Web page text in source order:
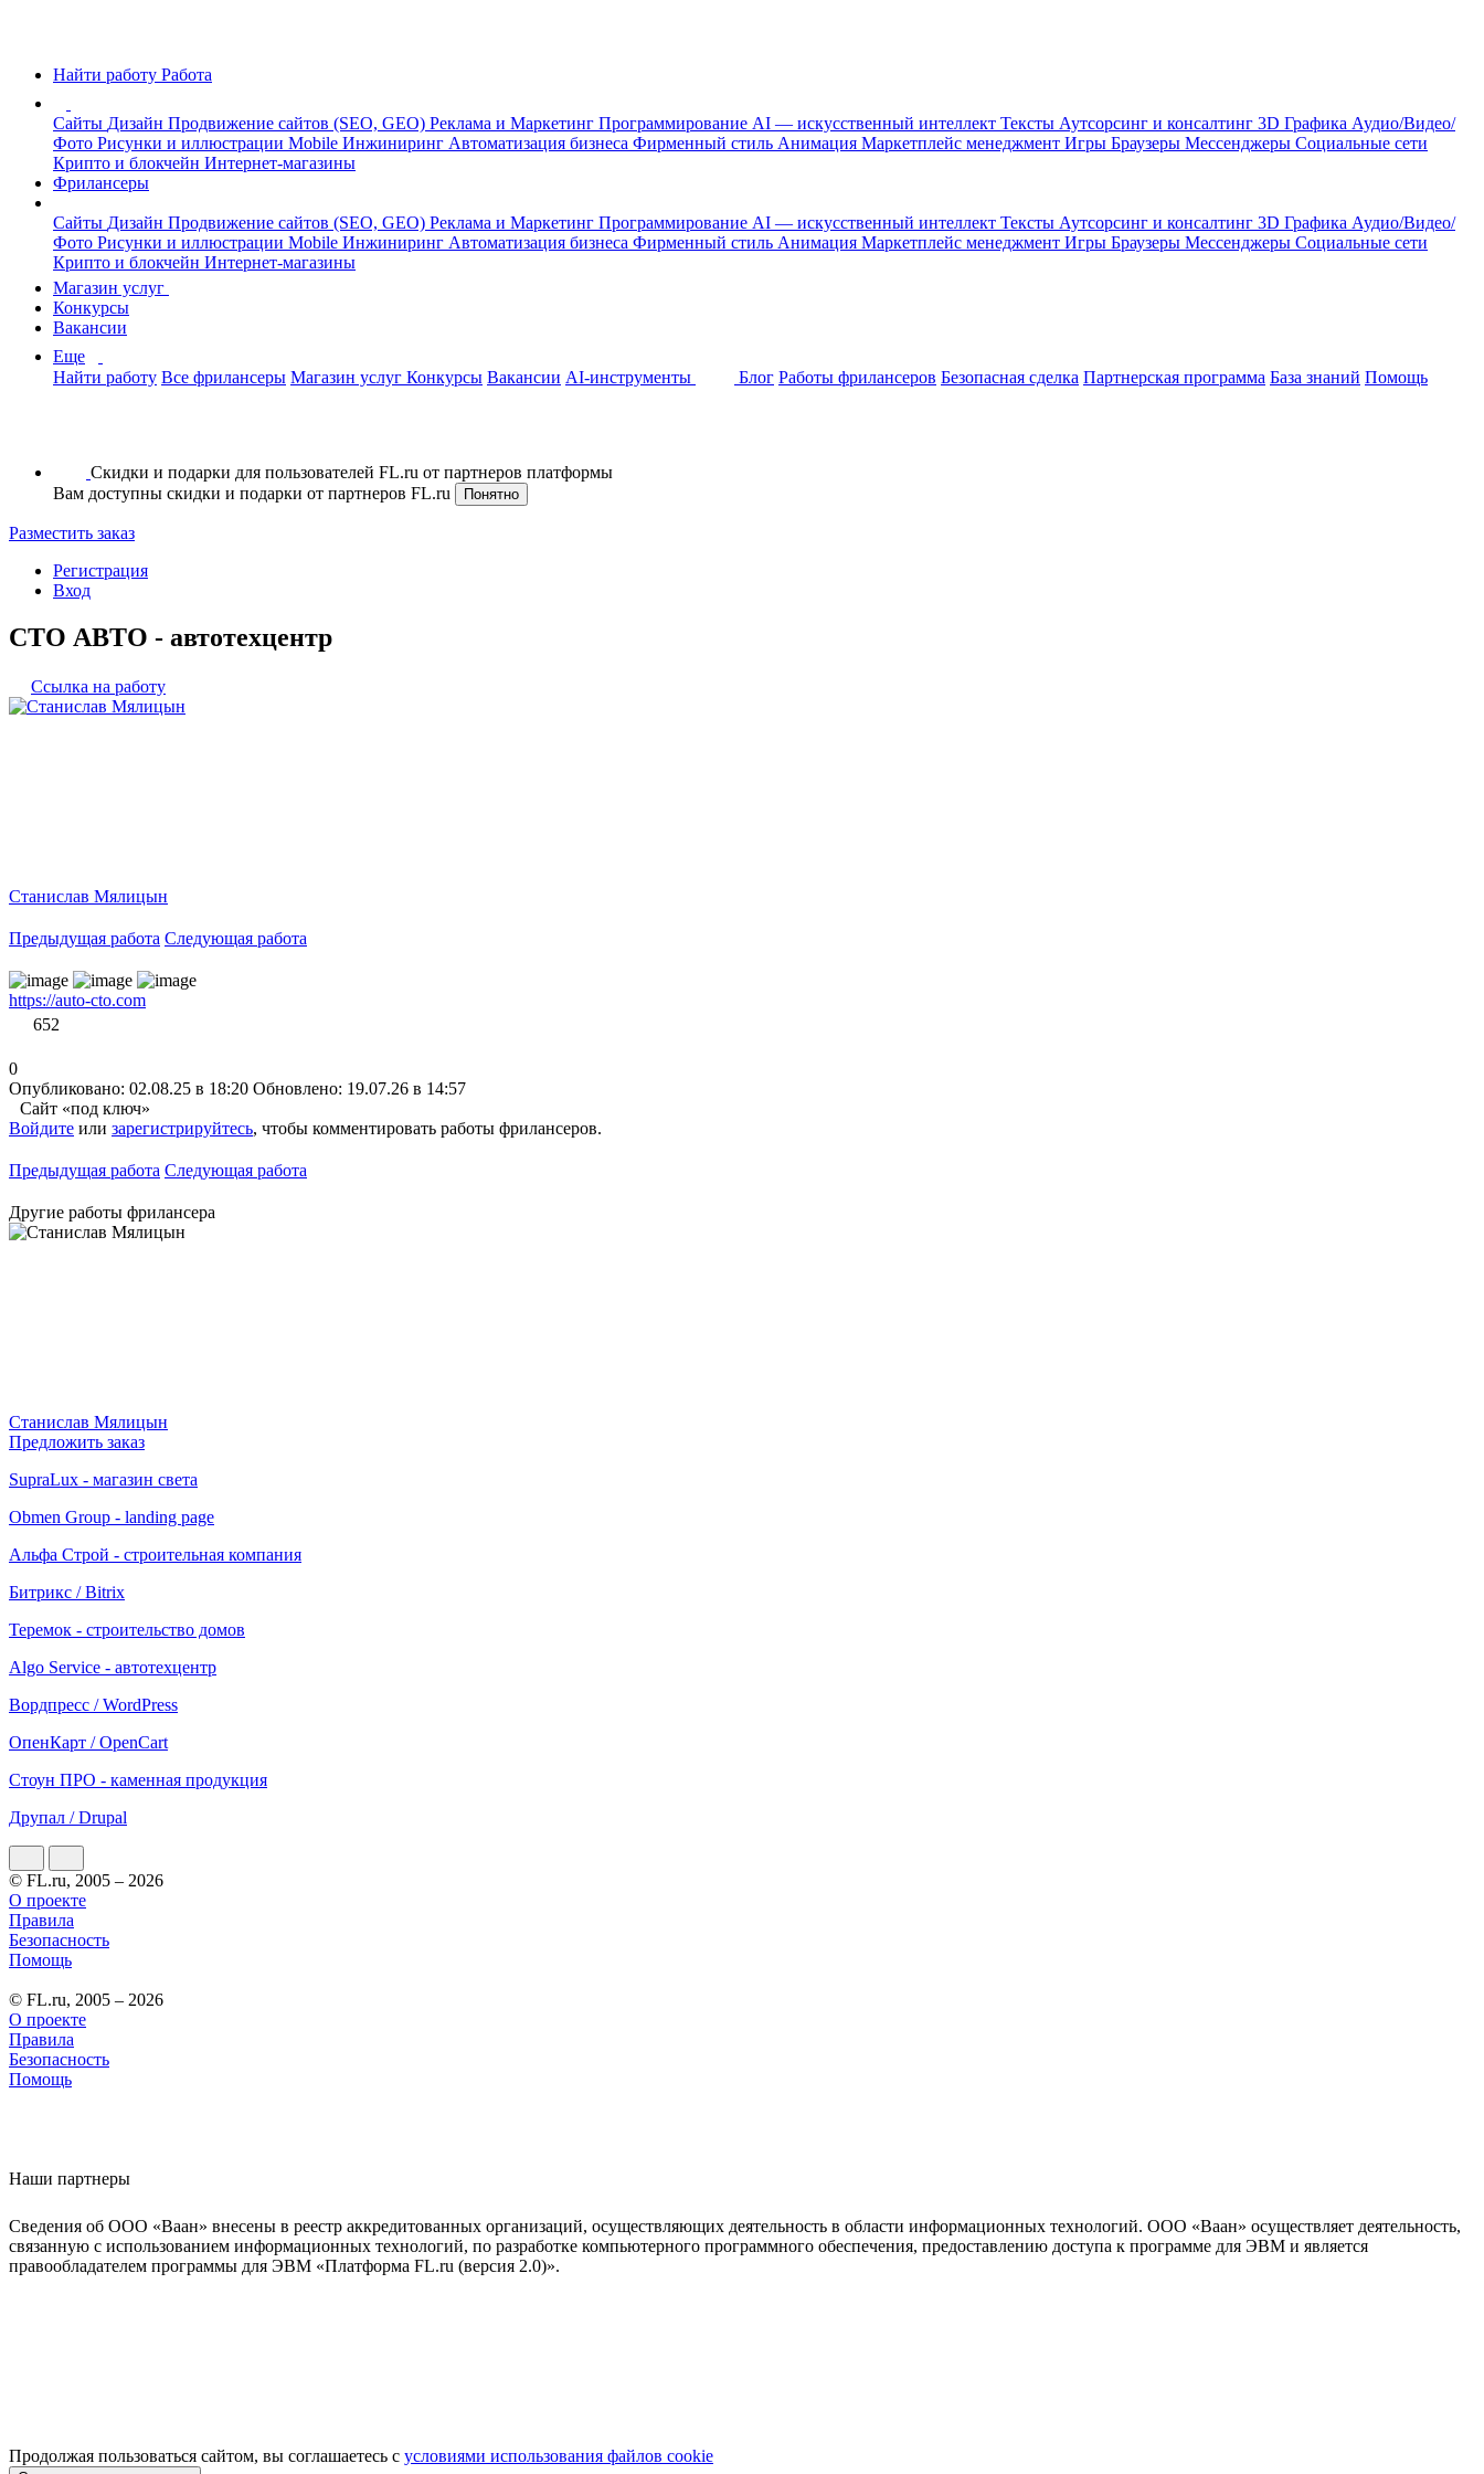
Найти работу Работа
Сайты Дизайн Продвижение сайтов (SEO, GEO) Реклама и Маркетинг Программирование AI — искусственный интеллект Тексты Аутсорсинг и консалтинг 3D Графика Аудио/Видео/
Фото Рисунки и иллюстрации Mobile Инжиниринг Автоматизация бизнеса Фирменный стиль Анимация Маркетплейс менеджмент Игры Браузеры Мессенджеры Социальные сети
Крипто и блокчейн Интернет-магазины
Фрилансеры
Сайты Дизайн Продвижение сайтов (SEO, GEO) Реклама и Маркетинг Программирование AI — искусственный интеллект Тексты Аутсорсинг и консалтинг 3D Графика Аудио/Видео/
Фото Рисунки и иллюстрации Mobile Инжиниринг Автоматизация бизнеса Фирменный стиль Анимация Маркетплейс менеджмент Игры Браузеры Мессенджеры Социальные сети
Крипто и блокчейн Интернет-магазины
Магазин услуг
Конкурсы
Вакансии
Еще
Найти работу Все фрилансеры Магазин услуг Конкурсы Вакансии AI-инструменты Блог Работы фрилансеров Безопасная сделка Партнерская программа База знаний Помощь
Скидки и подарки для пользователей FL.ru от партнеров платформы
Вам доступны скидки и подарки от партнеров FL.ru
Понятно
Разместить заказ
Регистрация
Вход
СТО АВТО - автотехцентр
Ссылка на работу
Станислав Мялицын
Предыдущая работа Следующая работа
https://auto-cto.com
652
0
Опубликовано: 02.08.25 в 18:20 Обновлено: 19.07.26 в 14:57
Сайт «под ключ»
Войдите или зарегистрируйтесь, чтобы комментировать работы фрилансеров.
Предыдущая работа Следующая работа
Другие работы фрилансера
Станислав Мялицын
Предложить заказ
SupraLux - магазин света
Obmen Group - landing page
Альфа Строй - строительная компания
Битрикс / Bitrix
Теремок - строительство домов
Algo Service - автотехцентр
Вордпресс / WordPress
ОпенКарт / OpenCart
Стоун ПРО - каменная продукция
Друпал / Drupal
© FL.ru, 2005 – 2026
О проекте
Правила
Безопасность
Помощь
© FL.ru, 2005 – 2026
О проекте
Правила
Безопасность
Помощь
Наши партнеры
Сведения об ООО «Ваан» внесены в реестр аккредитованных организаций, осуществляющих деятельность в области информационных технологий. ООО «Ваан» осуществляет деятельность,
связанную с использованием информационных технологий, по разработке компьютерного программного обеспечения, предоставлению доступа к программе для ЭВМ и является
правообладателем программы для ЭВМ «Платформа FL.ru (версия 2.0)».
Продолжая пользоваться сайтом, вы соглашаетесь с условиями использования файлов cookie